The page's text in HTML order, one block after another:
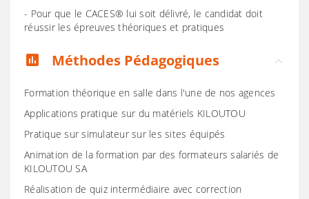
- Pour que le CACES® lui soit délivré, le candidat doit
réussir les épreuves théoriques et pratiques
assessment Méthodes Pédagogiques
Formation théorique en salle dans l'une de nos agences
Applications pratique sur du matériels KILOUTOU
Pratique sur simulateur sur les sites équipés
Animation de la formation par des formateurs salariés de
KILOUTOU SA
Réalisation de quiz intermédiaire avec correction